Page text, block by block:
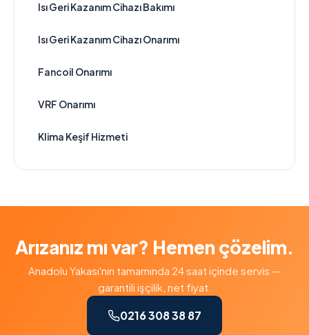
Isı Geri Kazanım Cihazı Bakımı
Isı Geri Kazanım Cihazı Onarımı
Fancoil Onarımı
VRF Onarımı
Klima Keşif Hizmeti
Arızanız mı var? Hemen çözelim.
Anadolu Yakası'nın tamamında 24 saat içinde servis —
garantili işçilik, net fiyat.
0216 308 38 87